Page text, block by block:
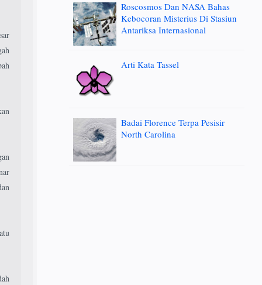
Roscosmos Dan NASA Bahas
Kebocoran Misterius Di Stasiun
Antariksa Internasional
Arti Kata Tassel
Badai Florence Terpa Pesisir
North Carolina